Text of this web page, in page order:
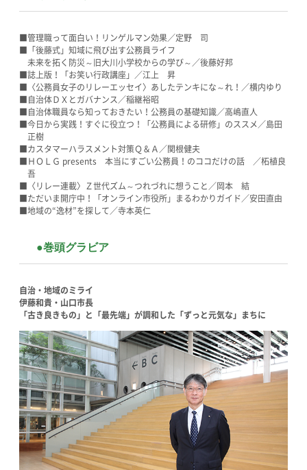
■管理職って面白い！リンゲルマン効果／定野 司
■「後藤式」知域に飛び出す公務員ライフ
未来を拓く防災～旧大川小学校からの学び～／後藤好邦
■誌上版！「お笑い行政講座」／江上 昇
■〈公務員女子のリレーエッセイ〉あしたテンキにな～れ！／横内ゆり
■自治体ＤＸとガバナンス／稲継裕昭
■自治体職員なら知っておきたい！公務員の基礎知識／高嶋直人
■今日から実践！すぐに役立つ！「公務員による研修」のススメ／島田
正樹
■カスタマーハラスメント対策Ｑ＆Ａ／関根健夫
■ＨＯＬＧ presents 本当にすごい公務員！のココだけの話 ／柘植良
吾
■〈リレー連載〉Ｚ世代ズム～つれづれに想うこと／岡本 結
■ただいま開庁中！「オンライン市役所」まるわかりガイド／安田直由
■地域の“逸材”を探して／寺本英仁
●巻頭グラビア
自治・地域のミライ
伊藤和貴・山口市長
「古き良きもの」と「最先端」が調和した「ずっと元気な」まちに